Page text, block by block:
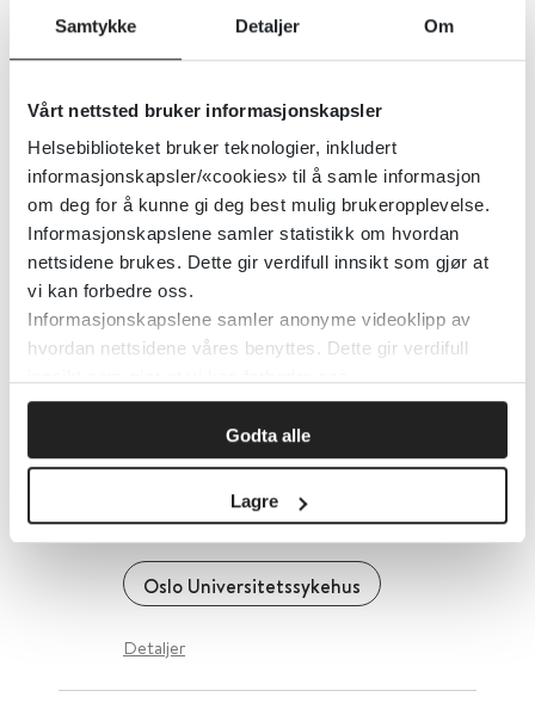
Samtykke Detaljer Om
Vårt nettsted bruker informasjonskapsler
Helsebiblioteket bruker teknologier, inkludert
informasjonskapsler/«cookies» til å samle informasjon
om deg for å kunne gi deg best mulig brukeropplevelse.
Informasjonskapslene samler statistikk om hvordan
nettsidene brukes. Dette gir verdifull innsikt som gjør at
vi kan forbedre oss.
Informasjonskapslene samler anonyme videoklipp av
hvordan nettsidene våres benyttes. Dette gir verdifull
Godta alle
Lagre
Blir sykehjemsbeboere frarøvet
noe livsviktig gjennom dagens
arkitektur
Sykepleien
Blod i oppslagsverket UpToDate
Blodbanken i Oslo
Oslo Universitetssykehus
Detaljer